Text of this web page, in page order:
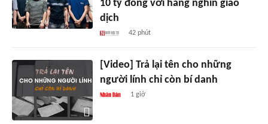
10 tỷ đồng với hàng nghìn giao
dịch
42 phút
[Video] Trả lại tên cho những
người lính chỉ còn bí danh
1 giờ